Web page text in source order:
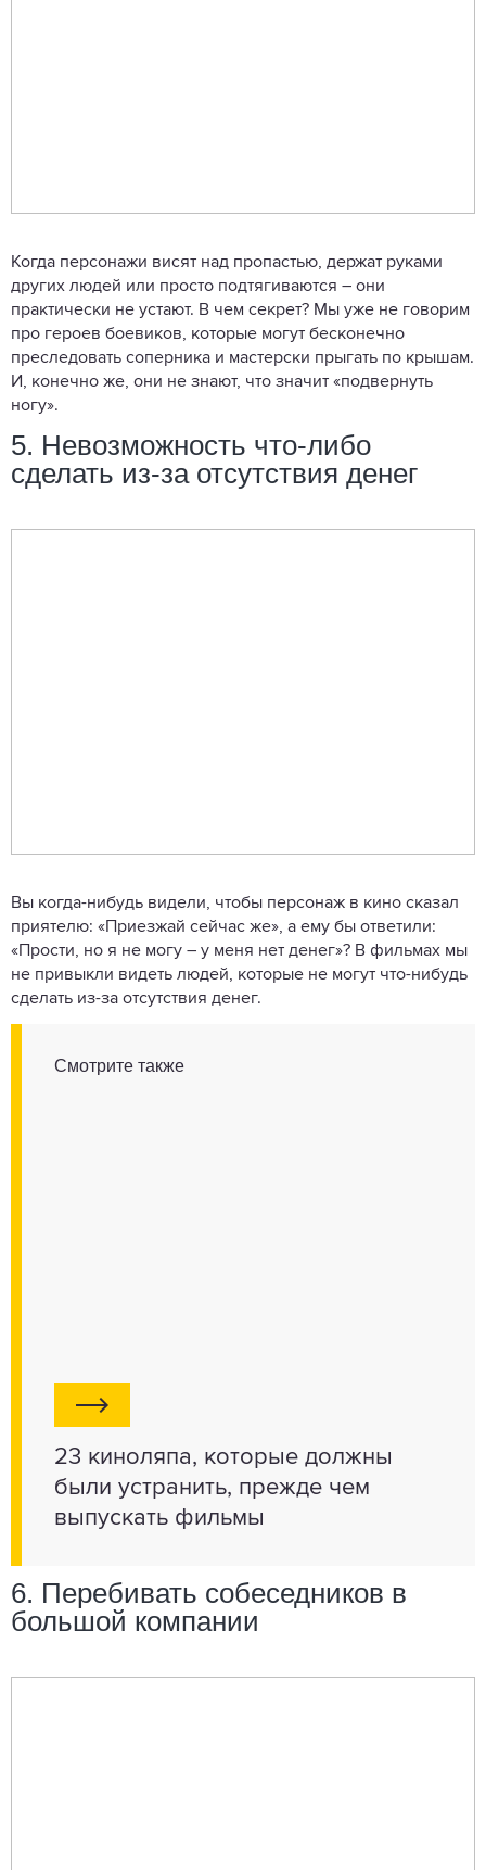
Когда персонажи висят над пропастью, держат руками
других людей или просто подтягиваются – они
практически не устают. В чем секрет? Мы уже не говорим
про героев боевиков, которые могут бесконечно
преследовать соперника и мастерски прыгать по крышам.
И, конечно же, они не знают, что значит «подвернуть
ногу».
5. Невозможность что-либо
сделать из-за отсутствия денег
Вы когда-нибудь видели, чтобы персонаж в кино сказал
приятелю: «Приезжай сейчас же», а ему бы ответили:
«Прости, но я не могу – у меня нет денег»? В фильмах мы
не привыкли видеть людей, которые не могут что-нибудь
сделать из-за отсутствия денег.
Смотрите также
23 киноляпа, которые должны
были устранить, прежде чем
выпускать фильмы
6. Перебивать собеседников в
большой компании